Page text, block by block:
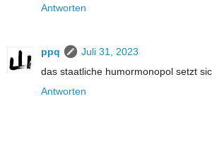
Antworten
ppq
Juli 31, 2023
das staatliche humormonopol setzt
Antworten